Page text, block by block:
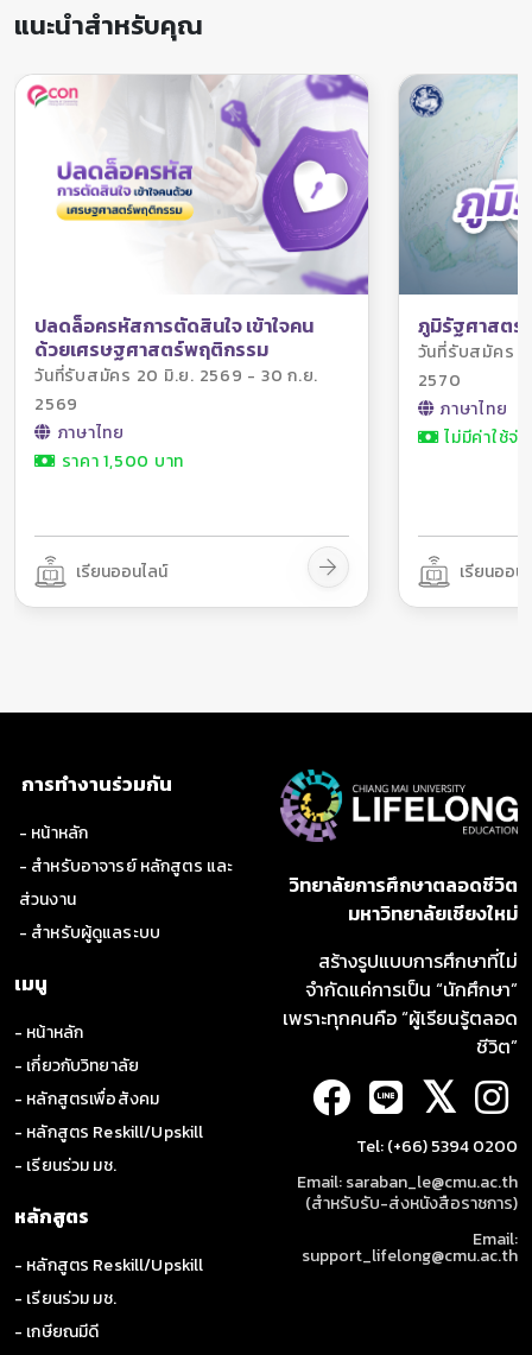
15.5 ล้านคน สำหรับประเทศไทยพบว่าในแต่ละปีจะพบผู้ป่วยมะเร็ง
เพิ่มขึ้นโดยเฉลี่ย 64,000 รายต่อปีและมีการเสียชีวิตปีละประมาณ
สูงกว่าโรคหัวใจและอุบัติเหตุติดต่อกันมาหลายปีและมีแนวโน้มเพิ่ม
การรักษาโรคมะเร็งการรักษาโรคมะเร็งแบ่งออกได้ 3 ชนิดได้แก่ การ
ผ่าตัด (Surgery) การฉายรังสี (Radiotherapy) และการให้ยาเคมี
บำบัด (Chemotherapy) ซึ่งได้มีการพัฒนาให้มีประสิทธิภาพมากขึ้น
โรคมะเร็งหลายชนิดสามารถรักษาให้หายขาดหรือยับยั้งการดำเนิน
ของโรคไม่ให้ลุกลามได้ แต่การตัดสินใจให้การรักษานั้นก็ขึ้นอยู่กับ
ความต้องการและสภาวะของผู้ป่วยเป็นสำคัญ เป็นเหตุให้มีการปรับ
แนวทางการรักษาผู้ป่วยมะเร็งจากเดิมที่มุ่งเน้นรักษาเฉพาะตัวโรค
(disease-focus approach) เป็นการมุ่งเน้นที่จะเพิ่มคุณภาพชีวิต
ของผู้ป่วย (patient-focus approach) โดยรวมการรักษาแบบ
สนับสนุน (supportive care) เพื่อลดหรือป้องกันการเกิดอาการไม่
พึงประสงค์จากการรักษาเป็นส่วนหนึ่งในการรักษาโรคมะเร็งด้วย
การรักษาด้วยยาเคมีบำบัดเป็นอีกวิธีหนึ่งที่ใช้ในการรักษามะเร็งซึ่งมี
การใช้กันอย่างแพร่หลายทั้งการใช้เป็นการรักษาหลักหรือร่วมกับ
therapeutic) และมีการให้ยาที่ยุ่งยากซับซ้อน จึงมีโอกาสในการเกิด
ปัญหาจากการใช้ยา (drug-related problem, DRP) ได้ง่าย โดย
เฉพาะการเกิดอาการไม่พึงประสงค์จากยา (adverse drug
และอยู่ในความรับผิดชอบของกลุ่มงานเภสัชกรรมโดยมีหน้าที่จัดหา
เตรียมยาและเก็บรักษายาให้ได้คุณภาพ เพื่อผู้ป่วยเฉพาะราย และ
นอกจากนี้เภสัชกรยังมีบทบาทในการให้บริบาลทางเภสัชกรรมโดย
มุ่งที่จะให้ผู้ป่วยได้รับการรักษาที่มีประสิทธิภาพและความปลอดภัย
สูงสุด ทั้งนี้โดยยึดถือคุณภาพชีวิตของผู้ป่วยเป็นหลักสำคัญ
ด้วยความตระหนักในความสำคัญของบทบาทเภสัชกรดังกล่าวในการ
ดูแลผู้ป่วยมะเร็ง คณะเภสัชศาสตร์ มหาวิทยาลัยเชียงใหม่ ร่วมกับ
ฝ่ายเภสัชกรรม โรงพยาบาลมหาราชนครเชียงใหม่ และ หน่วยมะเร็ง
วิทยา ภาควิชาอายุรศาสตร์ มหาวิทยาลัยเชียงใหม่ ได้เล็งเห็นความ
สำคัญของเภสัชกรที่จะต้องมีความรู้ ความเข้าใจและมีความชำนาญ
ในการบริบาลทางเภสัชกรรมนอกเหนือจากหน้าที่ในการเตรียมยาเคมี
บำบัดดังที่กล่าวมาในข้างต้น จึงได้ร่วมมือ จัดทำหลักสูตรการฝึก
อบรมระยะสั้นการบริบาลทางเภสัชกรรม สาขาผู้ป่วยมะเร็ง เป็น
หลักสูตรภาคปฏิบัติ 16 สัปดาห์ โดยมีเนื้อหาทางทฤษฎีสอดแทรก
ตลอดระยะของการฝึกปฏิบัติงาน ในการฝึกปฏิบัติงานบริบาลทาง
เภสัชกรรมในผู้ป่วยโรคมะเร็ง และกำหนดให้เภสัชกรฝึกปฏิบัติงาน
ณ หอผู้ป่วยเคมีบำบัด และคลินิกผู้ป่วยนอกสำหรับผู้ป่วยมะเร็ง โรง
พยาบาลมหาราชนครเชียงใหม่ ซึ่งเป็นสถานที่หลักในการบริบาลผู้
ป่วยที่ได้รับยาเคมีบำบัด โดยเภสัชกรจะได้มีโอกาสปฏิบัติงานร่วม
กับสหสาขาวิชาชีพที่มีความชำนาญในการบริบาลผู้ป่วย
บำบัด และคลินิกผู้ป่วยนอกสำหรับผู้ป่วยมะเร็ง รวมทั้งสิ้น 16
แนะนำสำหรับคุณ
ปลดล็อครหัสการตัดสินใจ เข้าใจคน
ด้วยเศรษฐศาสตร์พฤติกรรม
วันที่รับสมัคร 20 มิ.ย. 2569 - 30 ก.ย.
2569
ภาษาไทย
ราคา 1,500 บาท
เรียนออนไลน์
ภูมิรัฐศาสตร์
วันที่รับสมัคร
2570
ภาษาไทย
ไม่มีค่าใช้จ่
เรียนออน
การทำงานร่วมกัน
- หน้าหลัก
- สำหรับอาจารย์ หลักสูตร และ
ส่วนงาน
- สำหรับผู้ดูแลระบบ
เมนู
- หน้าหลัก
- เกี่ยวกับวิทยาลัย
- หลักสูตรเพื่อสังคม
- หลักสูตร Reskill/Upskill
- เรียนร่วม มช.
หลักสูตร
- หลักสูตร Reskill/Upskill
- เรียนร่วม มช.
- เกษียณมีดี
วิทยาลัยการศึกษาตลอดชีวิต
มหาวิทยาลัยเชียงใหม่
สร้างรูปแบบการศึกษาที่ไม่
จำกัดแค่การเป็น “นักศึกษา”
เพราะทุกคนคือ “ผู้เรียนรู้ตลอด
ชีวิต”
𝕏
Tel: (+66) 5394 0200
Email: saraban_le@cmu.ac.th
(สำหรับรับ-ส่งหนังสือราชการ)
Email:
support_lifelong@cmu.ac.th